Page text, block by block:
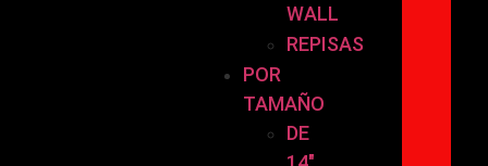
WALL
REPISAS
POR
TAMAÑO
DE